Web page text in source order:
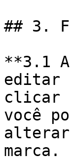
## 3.
**3.1
editar
clicar
você
alterar
marca.